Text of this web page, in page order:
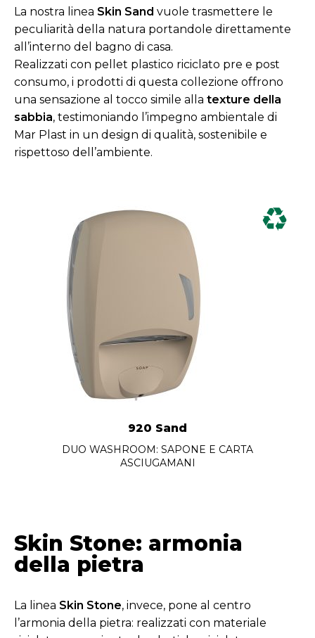
La nostra linea Skin Sand vuole trasmettere le
peculiarità della natura portandole direttamente
all’interno del bagno di casa.
Realizzati con pellet plastico riciclato pre e post
consumo, i prodotti di questa collezione offrono
una sensazione al tocco simile alla texture della
sabbia, testimoniando l’impegno ambientale di
Mar Plast in un design di qualità, sostenibile e
rispettoso dell’ambiente.
920 Sand
DUO WASHROOM: SAPONE E CARTA
ASCIUGAMANI
Skin Stone: armonia
della pietra
La linea Skin Stone, invece, pone al centro
l’armonia della pietra: realizzati con materiale